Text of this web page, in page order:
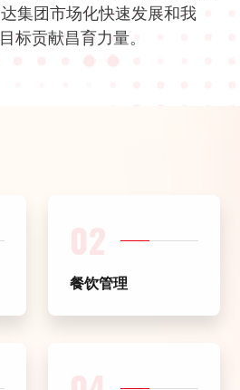
集团市场化快速发展和我
标贡献昌育力量。
02
餐饮管理